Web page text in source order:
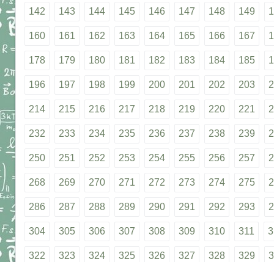
142 143 144 145 146 147 148 149
160 161 162 163 164 165 166 167
178 179 180 181 182 183 184 185
196 197 198 199 200 201 202 203
214 215 216 217 218 219 220 221
232 233 234 235 236 237 238 239
250 251 252 253 254 255 256 257
268 269 270 271 272 273 274 275
286 287 288 289 290 291 292 293
304 305 306 307 308 309 310 311
322 323 324 325 326 327 328 329